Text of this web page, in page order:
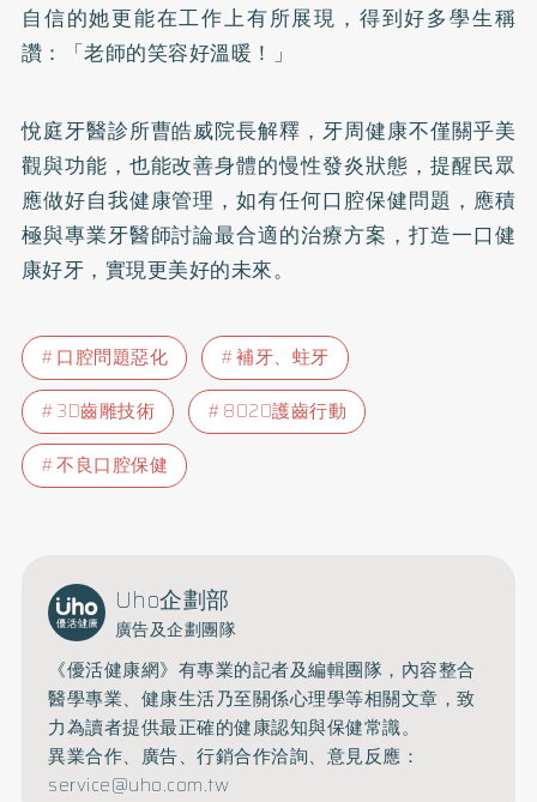
自信的她更能在工作上有所展現，得到好多學生稱
讚：「老師的笑容好溫暖！」
悅庭牙醫診所曹皓威院長解釋，牙周健康不僅關乎美
觀與功能，也能改善身體的慢性發炎狀態，提醒民眾
應做好自我健康管理，如有任何口腔保健問題，應積
極與專業牙醫師討論最合適的治療方案，打造一口健
康好牙，實現更美好的未來。
口腔問題惡化
補牙、蛀牙
3D齒雕技術
8020護齒行動
不良口腔保健
Uho企劃部
廣告及企劃團隊
《優活健康網》有專業的記者及編輯團隊，內容整合
醫學專業、健康生活乃至關係心理學等相關文章，致
力為讀者提供最正確的健康認知與保健常識。
異業合作、廣告、行銷合作洽詢、意見反應：
service@uho.com.tw